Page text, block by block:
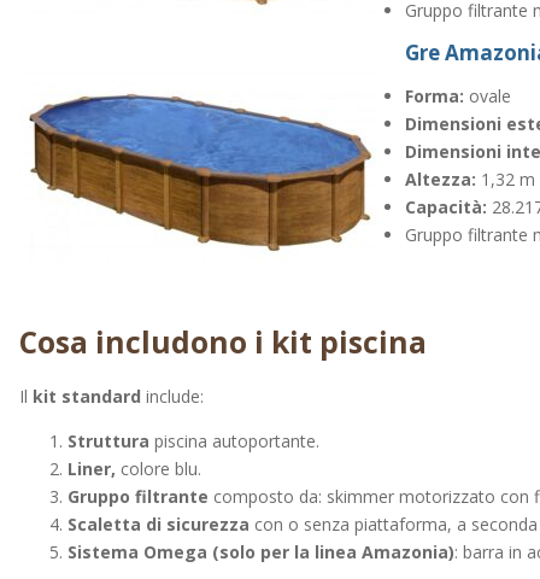
Dimensioni
Altezza:
Dimensini
Capacità:
Gruppo filtrante
Gre
Forma: ovale
Dimensioni
Dimensioni
Altezza: 1,32 m
Capacità:
Gruppo filtrante
Cosa includono i kit piscina
Il kit standard include:
Struttura piscina autoportante.
Liner, colore blu.
Gruppo filtrante composto da: skimmer motorizzato con
Scaletta di sicurezza con o senza piattaforma, a
Sistema Omega (solo per la linea Amazonia): barra in